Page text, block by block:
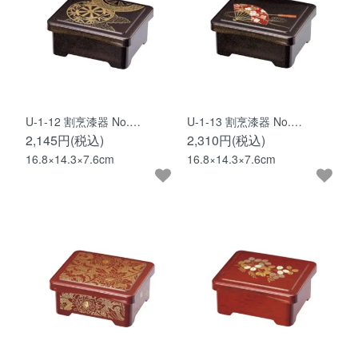
U-1-12 割烹漆器 No.…
2,145円(税込)
16.8×14.3×7.6cm
U-1-13 割烹漆器 No.…
2,310円(税込)
16.8×14.3×7.6cm